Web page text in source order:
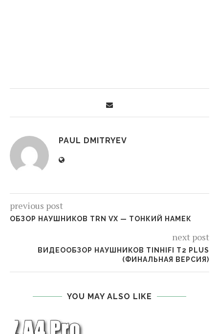
PAUL DMITRYEV
previous post
ОБЗОР НАУШНИКОВ TRN VX — ТОНКИЙ НАМЕК
next post
ВИДЕООБЗОР НАУШНИКОВ TINHIFI T2 PLUS
(ФИНАЛЬНАЯ ВЕРСИЯ)
YOU MAY ALSO LIKE